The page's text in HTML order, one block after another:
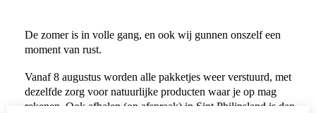
De zomer is in volle gang, en ook wij gunnen onszelf een
moment van rust.
Vanaf 8 augustus worden alle pakketjes weer verstuurd, met
dezelfde zorg voor natuurlijke producten waar je op mag
rekenen. Ook afhalen (op afspraak) in Sint Philipsland is dan